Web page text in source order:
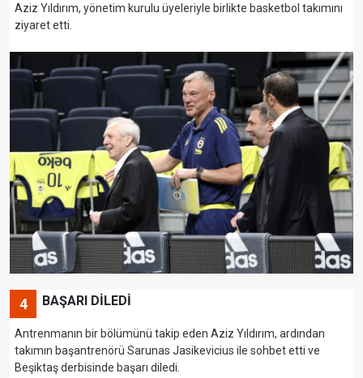
Aziz Yıldırım, yönetim kurulu üyeleriyle birlikte basketbol takımını
ziyaret etti.
4 BAŞARI DİLEDİ
Antrenmanın bir bölümünü takip eden Aziz Yıldırım, ardından
takımın başantrenörü Sarunas Jasikevicius ile sohbet etti ve
Beşiktaş derbisinde başarı diledi.